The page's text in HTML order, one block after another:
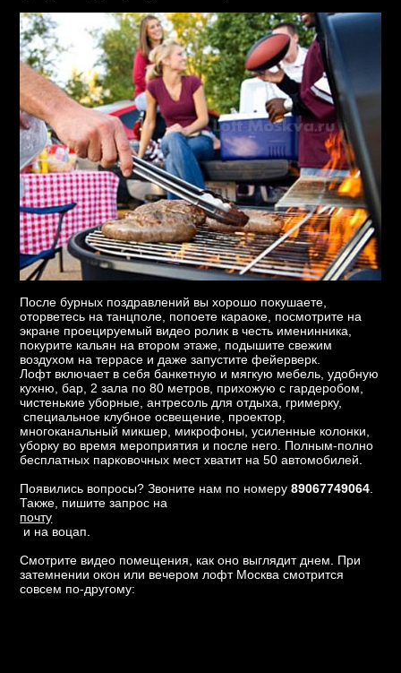
После бурных поздравлений вы хорошо покушаете,
оторветесь на танцполе, попоете караоке, посмотрите на
экране проецируемый видео ролик в честь именинника,
покурите кальян на втором этаже, подышите свежим
воздухом на террасе и даже запустите фейерверк.
Лофт включает в себя банкетную и мягкую мебель, удобную
кухню, бар, 2 зала по 80 метров, прихожую с гардеробом,
чистенькие уборные, антресоль для отдыха, гримерку,
специальное клубное освещение, проектор,
многоканальный микшер, микрофоны, усиленные колонки,
уборку во время мероприятия и после него. Полным-полно
бесплатных парковочных мест хватит на 50 автомобилей.
Появились вопросы? Звоните нам по номеру89067749064
Также, пишите запрос на
почту
и на воцап.
Смотрите видео помещения, как оно выглядит днем. При
затемнении окон или вечером лофт Москва смотрится
совсем по-другому: